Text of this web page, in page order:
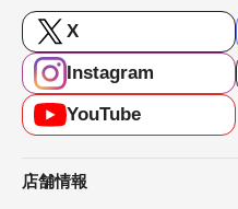
X
Instagram
YouTube
店舗情報